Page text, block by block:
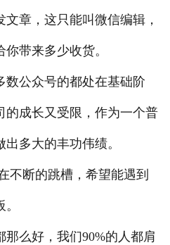
人才招聘
联系我们
章，这只能叫微信编辑，
带来多少收货。
数公众号的都处在基础阶
的成长又受限，作为一个普
多大的丰功伟绩。
不断的跳槽，希望能遇到
么好，我们90%的人都肩